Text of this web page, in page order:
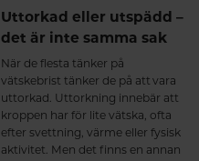
belastning, stillasittande, stress
och andra livsstilsfaktorer kan
också påverka kroppens
kollagenbalans¹. Resultatet blir
att bindväven successivt förlorar
en del av sin styrka och elasticitet,
vilket kan bidra till att kroppen
känns stelare och
återhämtningen tar längre tid.
Uttorkad eller utspädd –
det är inte samma sak
När de flesta tänker på
vätskebrist tänker de på att vara
uttorkad. Uttorkning innebär att
kroppen har för lite vätska, ofta
efter svettning, värme eller fysisk
aktivitet. Men det finns en annan